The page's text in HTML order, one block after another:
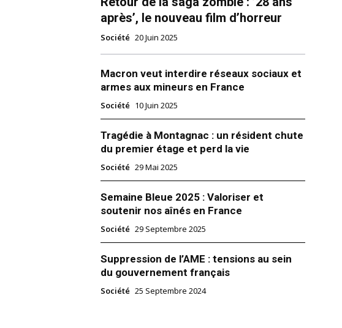
après’, le nouveau film d’horreur
Société 20 Juin 2025
Macron veut interdire réseaux sociaux et
armes aux mineurs en France
Société 10 Juin 2025
Tragédie à Montagnac : un résident chute
du premier étage et perd la vie
Société 29 Mai 2025
Semaine Bleue 2025 : Valoriser et
soutenir nos aînés en France
Société 29 Septembre 2025
Suppression de l’AME : tensions au sein
du gouvernement français
Société 25 Septembre 2024